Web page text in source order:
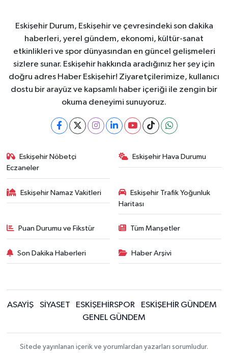
Eskişehir Durum, Eskişehir ve çevresindeki son dakika
haberleri, yerel gündem, ekonomi, kültür-sanat
etkinlikleri ve spor dünyasından en güncel gelişmeleri
sizlere sunar. Eskişehir hakkında aradığınız her şey için
doğru adres Haber Eskişehir! Ziyaretçilerimize, kullanıcı
dostu bir arayüz ve kapsamlı haber içeriği ile zengin bir
okuma deneyimi sunuyoruz.
Eskişehir Nöbetçi
Eczaneler
Eskişehir Hava Durumu
Eskişehir Namaz Vakitleri
Eskişehir Trafik Yoğunluk
Haritası
Puan Durumu ve Fikstür Tüm Manşetler
Son Dakika Haberleri Haber Arşivi
ASAYİŞ SİYASET ESKİŞEHİRSPOR
ESKİŞEHİR GÜNDEM
GENEL GÜNDEM
Sitede yayınlanan içerik ve yorumlardan yazarları sorumludur.